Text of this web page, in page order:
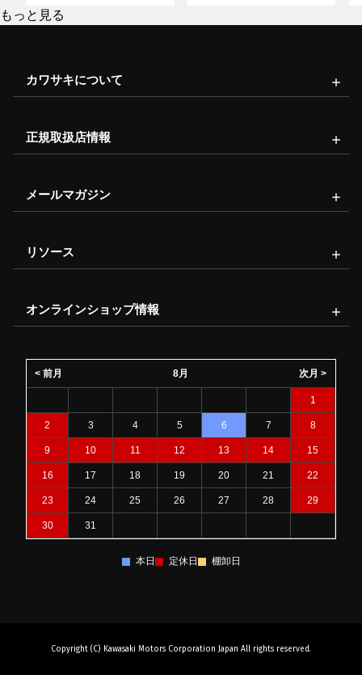
もっと見る
カワサキについて
正規取扱店情報
メールマガジン
リソース
オンラインショップ情報
8月
< 前月 次月 >
1
2 3 4 5 6 7 8
9 10 11 12 13 14 15
16 17 18 19 20 21 22
23 24 25 26 27 28 29
30 31
本日 定休日 棚卸日
Copyright (C) Kawasaki Motors Corporation Japan All rights reserved.